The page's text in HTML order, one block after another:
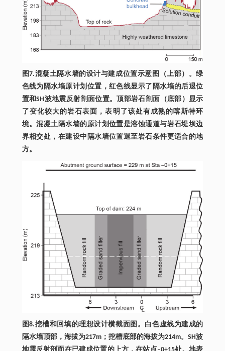
图7.混凝土隔水墙的设计与建成位置示意图（上部）。绿
色线为隔水墙原计划位置，红色线显示了隔水墙的后退位
置和SH波地震反射剖面位置。顶部岩石剖面（底部）显示
了变化较大的岩石表面，表明了该处有成熟的喀斯特环
境。混凝土隔水墙的原计划位置是溶蚀通道与岩石堤坝边
界相交处，在建设中隔水墙位置退至岩石条件更适合的地
方。
图8.挖槽和回填的理想设计横截面图。白色虚线为建成的
隔水墙顶部，海拔为217m；挖槽底部的海拔为214m。SH波